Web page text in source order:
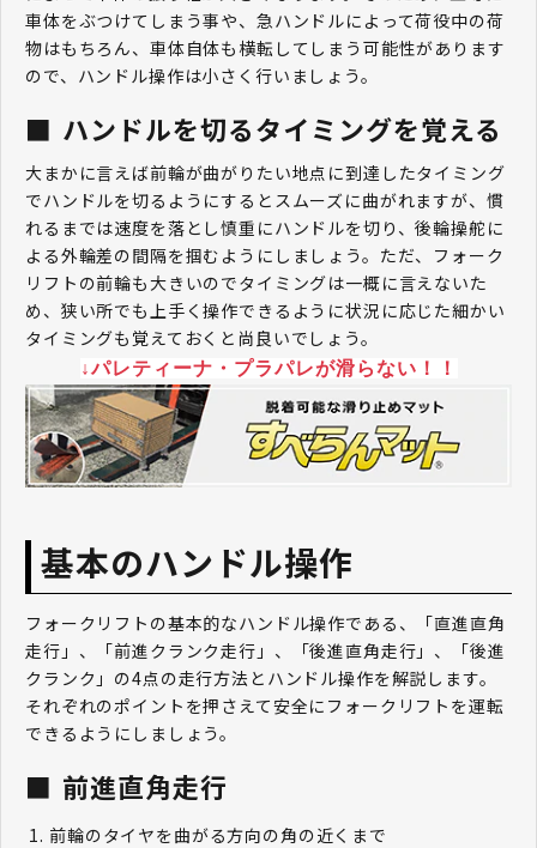
車体をぶつけてしまう事や、急ハンドルによって荷役中の荷
物はもちろん、車体自体も横転してしまう可能性があります
ので、ハンドル操作は小さく行いましょう。
ハンドルを切るタイミングを覚える
大まかに言えば前輪が曲がりたい地点に到達したタイミング
でハンドルを切るようにするとスムーズに曲がれますが、慣
れるまでは速度を落とし慎重にハンドルを切り、後輪操舵に
よる外輪差の間隔を掴むようにしましょう。ただ、フォーク
リフトの前輪も大きいのでタイミングは一概に言えないた
め、狭い所でも上手く操作できるように状況に応じた細かい
タイミングも覚えておくと尚良いでしょう。
↓パレティーナ・プラパレが滑らない！！
基本のハンドル操作
フォークリフトの基本的なハンドル操作である、「直進直角
走行」、「前進クランク走行」、「後進直角走行」、「後進
クランク」の4点の走行方法とハンドル操作を解説します。
それぞれのポイントを押さえて安全にフォークリフトを運転
できるようにしましょう。
前進直角走行
前輪のタイヤを曲がる方向の角の近くまで